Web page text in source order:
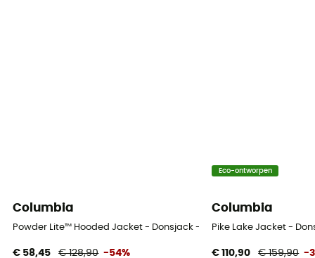
Columbia
Powder Lite™ Hooded Jacket - Donsjack - Dames
€ 58,45 € 128,90 -54%
Eco-ontworpen
Columbia
Pike Lake Jacket -
€ 110,90 € 159,90 -